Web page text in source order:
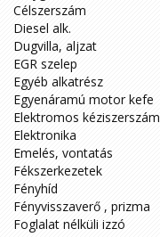
Célszerszám
Diesel alk.
Dugvilla, aljzat
EGR szelep
Egyéb alkatrész
Egyenáramú motor kefe
Elektromos kéziszerszám
Elektronika
Emelés, vontatás
Fékszerkezetek
Fényhíd
Fényvisszaverő , prizma
Foglalat nélküli izzó